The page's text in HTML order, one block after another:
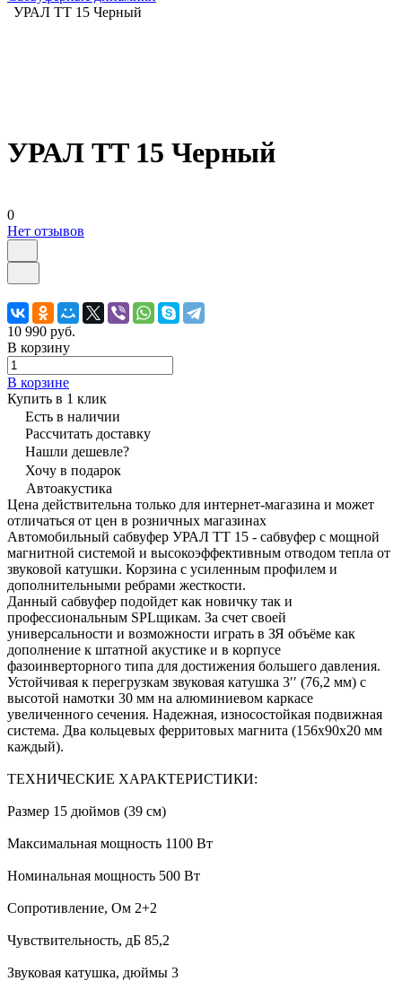
УРАЛ TT 15 Черный
УРАЛ TT 15 Черный
0
Нет отзывов
10 990 руб.
В корзину
В корзине
Купить в 1 клик
Есть в наличии
Рассчитать доставку
Нашли дешевле?
Хочу в подарок
Автоакустика
Цена действительна только для интернет-магазина и может
отличаться от цен в розничных магазинах
Автомобильный сабвуфер УРАЛ ТТ 15 - сабвуфер с мощной
магнитной системой и высокоэффективным отводом тепла от
звуковой катушки. Корзина с усиленным профилем и
дополнительными ребрами жесткости.
Данный сабвуфер подойдет как новичку так и
профессиональным SPLщикам. За счет своей
универсальности и возможности играть в ЗЯ объёме как
дополнение к штатной акустике и в корпусе
фазоинверторного типа для достижения большего давления.
Устойчивая к перегрузкам звуковая катушка 3′′ (76,2 мм) с
высотой намотки 30 мм на алюминиевом каркасе
увеличенного сечения. Надежная, износостойкая подвижная
система. Два кольцевых ферритовых магнита (156x90x20 мм
каждый).
ТЕХНИЧЕСКИЕ ХАРАКТЕРИСТИКИ:
Размер 15 дюймов (39 см)
Максимальная мощность 1100 Вт
Номинальная мощность 500 Вт
Сопротивление, Ом 2+2
Чувствительность, дБ 85,2
Звуковая катушка, дюймы 3